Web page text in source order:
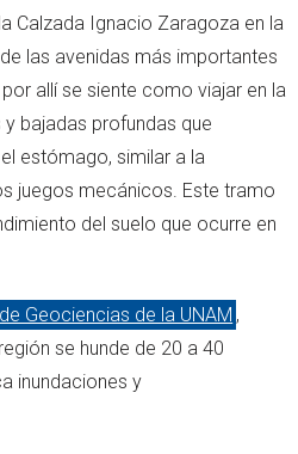
Calzada Ignacio Zaragoza en la
las avenidas más importantes
allí se siente como viajar en la
bajadas profundas que
estómago, similar a la
juegos mecánicos. Este tramo
del suelo que ocurre en
Geociencias de la UNAM ,
se hunde de 20 a 40
inundaciones y